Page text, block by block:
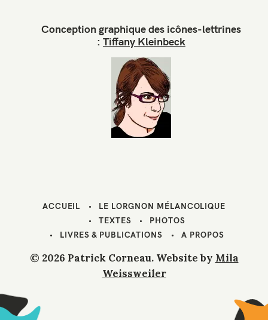
Conception graphique des icônes-lettrines
: Tiffany Kleinbeck
ACCUEIL
LE LORGNON MÉLANCOLIQUE
TEXTES
PHOTOS
LIVRES & PUBLICATIONS
A PROPOS
© 2026 Patrick Corneau. Website by Mila
Weissweiler